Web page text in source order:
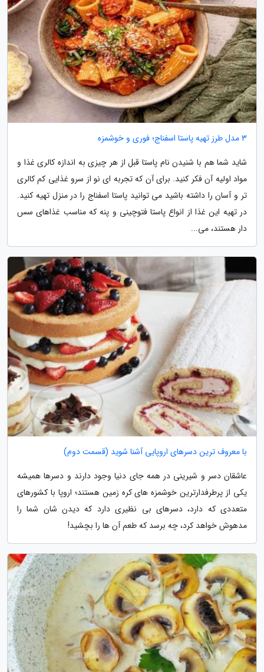
3 مدل طرز تهیه پاستا اسفناج؛ فوری و خوشمزه
شاید شما هم با شنیدن نام پاستا قبل از هر چیزی به اندازه کالری غذا و
مواد اولیه آن فکر کنید. برای آن که تجربه ای نو از سرو غذایی کم کالری
تر و آسان را داشته باشید می توانید پاستا اسفناج را در منزل تهیه کنید.
در تهیه این غذا از انواع پاستا فتوچینی و پنه که مناسب غذاهای سس
دار هستند، می...
با معروف ترین دسرهای اروپایی آشنا شوید (قسمت دوم)
عاشقان دسر و شیرینی در همه جای دنیا وجود دارند و دسرها همیشه
یکی از پرطرفدارترین خوشمزه های کره زمین هستند؛ اروپا با کشورهای
متعددی که دارد، دسرهای بی نظیری دارد که دیدن شان شما را
مدهوش خواهد کرد، چه برسد که طعم آن ها را بچشید!